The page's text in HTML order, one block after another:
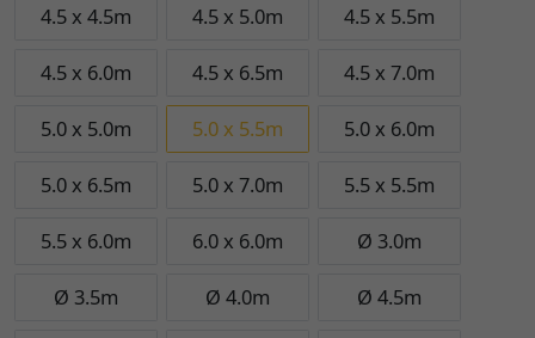
4.5 x 4.5m 4.5 x 5.0m 4.5 x 5.5m
4.5 x 6.0m 4.5 x 6.5m 4.5 x 7.0m
5.0 x 5.0m 5.0 x 5.5m 5.0 x 6.0m
5.0 x 6.5m 5.0 x 7.0m 5.5 x 5.5m
5.5 x 6.0m 6.0 x 6.0m Ø 3.0m
Ø 3.5m Ø 4.0m Ø 4.5m